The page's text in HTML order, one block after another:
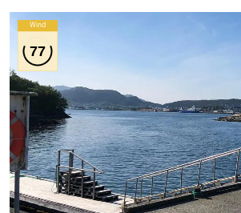
Wind
77